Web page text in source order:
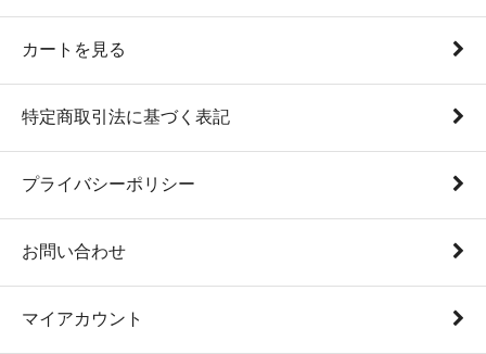
カートを見る
特定商取引法に基づく表記
プライバシーポリシー
お問い合わせ
マイアカウント